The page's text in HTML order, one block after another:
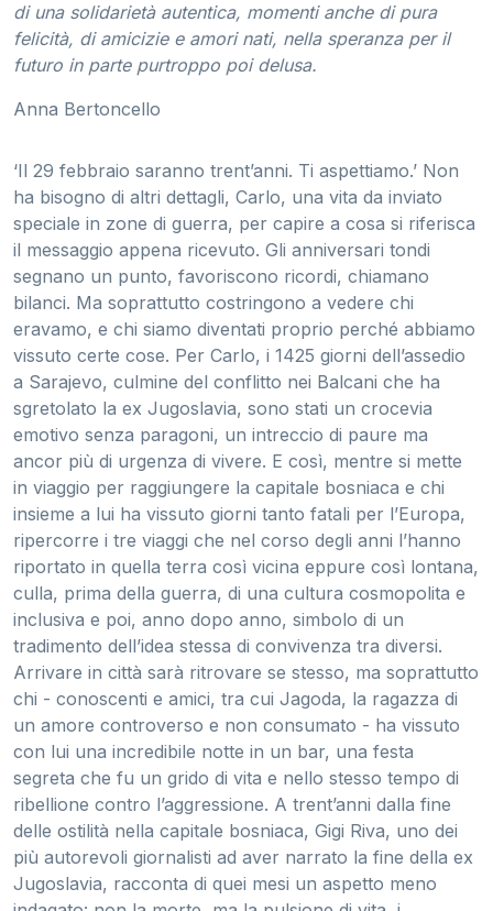
di una solidarietà autentica, momenti anche di pura
felicità, di amicizie e amori nati, nella speranza per il
futuro in parte purtroppo poi delusa.
Anna Bertoncello
‘Il 29 febbraio saranno trent’anni. Ti aspettiamo.’ Non
ha bisogno di altri dettagli, Carlo, una vita da inviato
speciale in zone di guerra, per capire a cosa si riferisca
il messaggio appena ricevuto. Gli anniversari tondi
segnano un punto, favoriscono ricordi, chiamano
bilanci. Ma soprattutto costringono a vedere chi
eravamo, e chi siamo diventati proprio perché abbiamo
vissuto certe cose. Per Carlo, i 1425 giorni dell’assedio
a Sarajevo, culmine del conflitto nei Balcani che ha
sgretolato la ex Jugoslavia, sono stati un crocevia
emotivo senza paragoni, un intreccio di paure ma
ancor più di urgenza di vivere. E così, mentre si mette
in viaggio per raggiungere la capitale bosniaca e chi
insieme a lui ha vissuto giorni tanto fatali per l’Europa,
ripercorre i tre viaggi che nel corso degli anni l’hanno
riportato in quella terra così vicina eppure così lontana,
culla, prima della guerra, di una cultura cosmopolita e
inclusiva e poi, anno dopo anno, simbolo di un
tradimento dell’idea stessa di convivenza tra diversi.
Arrivare in città sarà ritrovare se stesso, ma soprattutto
chi - conoscenti e amici, tra cui Jagoda, la ragazza di
un amore controverso e non consumato - ha vissuto
con lui una incredibile notte in un bar, una festa
segreta che fu un grido di vita e nello stesso tempo di
ribellione contro l’aggressione. A trent’anni dalla fine
delle ostilità nella capitale bosniaca, Gigi Riva, uno dei
più autorevoli giornalisti ad aver narrato la fine della ex
Jugoslavia, racconta di quei mesi un aspetto meno